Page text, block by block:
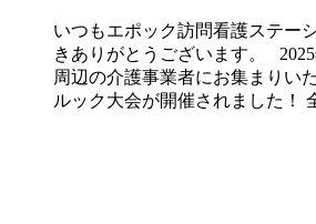
いつもエポック訪問看護ステー
きありがとうございます。
周辺の介護事業者にお集まりい
ルック大会が開催されました！